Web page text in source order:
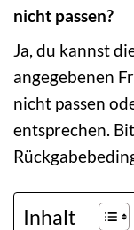
nicht passen?
Ja, du kannst
angegebenen
nicht passen
entsprechen.
Inhalt